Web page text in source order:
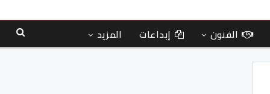
الفنون إبداعات المزيد